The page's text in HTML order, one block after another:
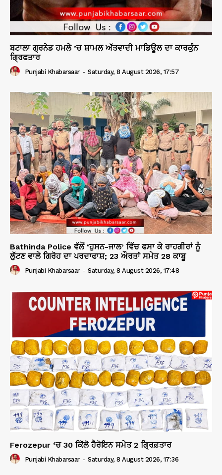
ਬਟਾਲਾ ਗ੍ਰਨੇਡ ਹਮਲੇ ’ਚ ਸ਼ਾਮਲ ਅੱਤਵਾਦੀ ਮਾਡਿਊਲ ਦਾ ਕਾਰਕੁੰਨ
ਗ੍ਰਿਫਤਾਰ
Punjabi Khabarsaar - Saturday, 8 August 2026, 17:57
Bathinda Police ਵੱਲੋਂ ‘ਹੁਸਨ-ਜਾਲ’ ਵਿੱਚ ਫਸਾ ਕੇ ਰਾਹਗੀਰਾਂ ਨੂੰ
ਲੁੱਟਣ ਵਾਲੇ ਗਿਰੋਹ ਦਾ ਪਰਦਾਫਾਸ਼; 23 ਔਰਤਾਂ ਸਮੇਤ 28 ਕਾਬੂ
Punjabi Khabarsaar - Saturday, 8 August 2026, 17:48
Ferozepur ‘ਚ 30 ਕਿੱਲੋ ਹੈਰੋਇਨ ਸਮੇਤ 2 ਗ੍ਰਿਫ਼ਤਾਰ
Punjabi Khabarsaar - Saturday, 8 August 2026, 17:36